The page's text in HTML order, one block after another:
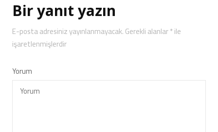
Bir yanıt yazın
E-posta adresiniz yayınlanmayacak.Gerekli alanlar*ile
işaretlenmişlerdir
Yorum